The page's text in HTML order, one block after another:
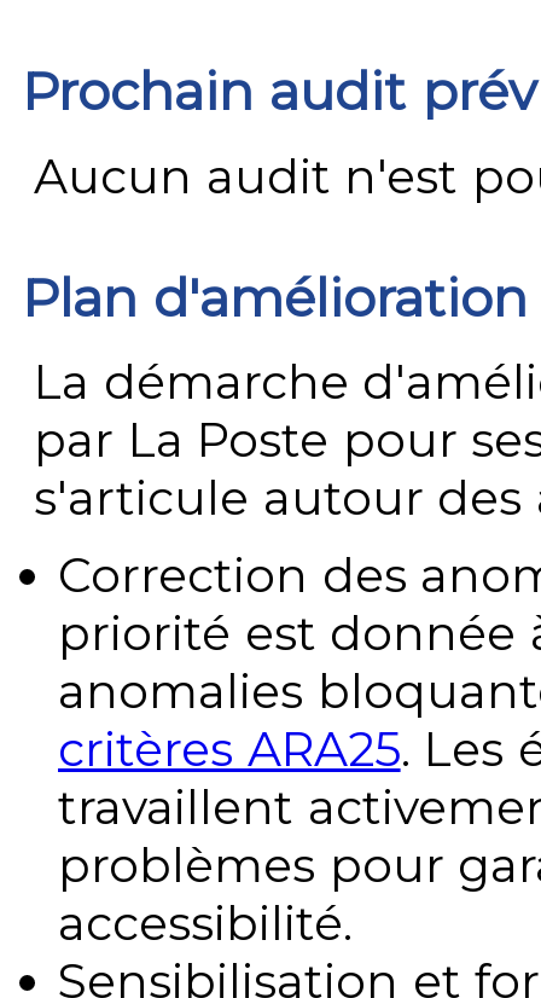
Prochain audit
Aucun audit n'est
Plan
La démarche
par La Poste pour
s'articule autour des
Correction des
priorité est donnée
anomalies
critères ARA25. Les
travaillent
problèmes pour
accessibilité.
Sensibilisation et